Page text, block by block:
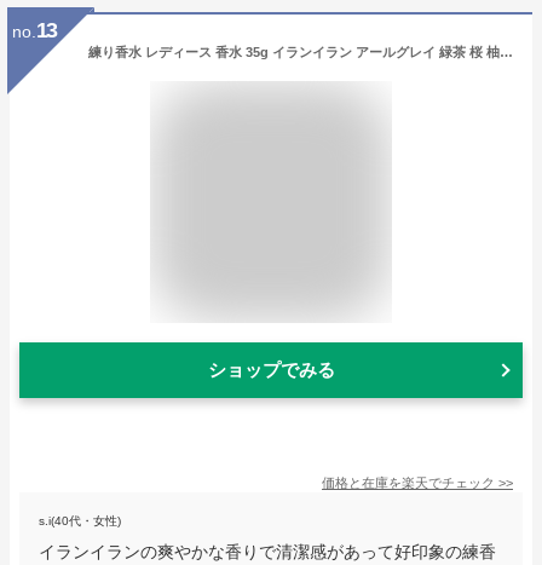
no. 13
練り香水 レディース 香水 35g イランイラン アールグレイ 緑茶 桜 柚子 白檀 フェロモン香水 紅茶 練香水 ねり香水 フレグランス フレグランスクリーム フェロモン クリーム アロマ ボディークリーム お試し フレグランスバーム 送料無料
ショップでみる
価格と在庫を楽天でチェック >>
s.i(40代・女性)
イランイランの爽やかな香りで清潔感があって好印象の練香